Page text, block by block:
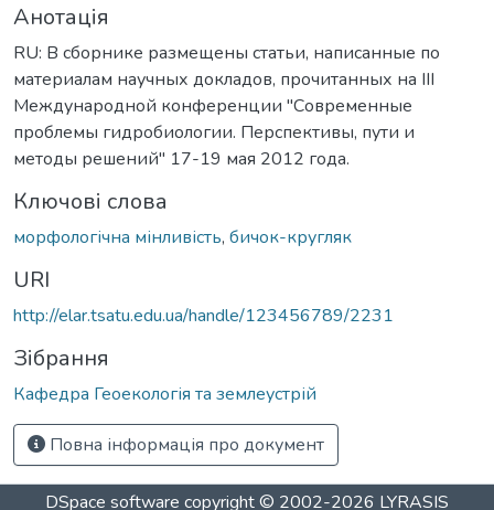
Анотація
RU: В сборнике размещены статьи, написанные по
материалам научных докладов, прочитанных на ІІІ
Международной конференции "Современные
проблемы гидробиологии. Перспективы, пути и
методы решений" 17-19 мая 2012 года.
Ключові слова
морфологічна мінливість, бичок-кругляк
URI
http://elar.tsatu.edu.ua/handle/123456789/2231
Зібрання
Кафедра Геоекологія та землеустрій
Повна інформація про документ
DSpace software copyright © 2002-2026 LYRASIS